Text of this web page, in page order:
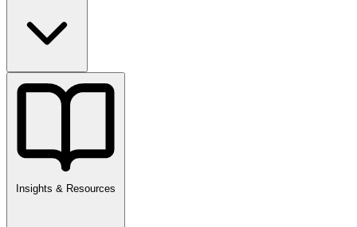
Insights & Resources